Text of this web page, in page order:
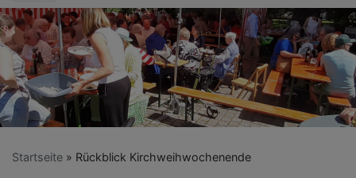
Startseite Rückblick Kirchweihwochenende